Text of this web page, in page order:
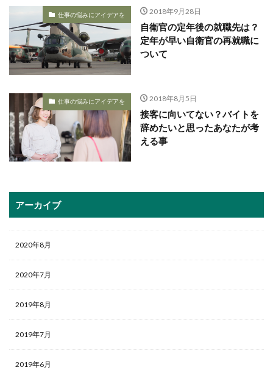
仕事の悩みにアイデアを 2018年9月28日
自衛官の定年後の就職先は？
定年が早い自衛官の再就職に
ついて
仕事の悩みにアイデアを 2018年8月5日
接客に向いてない？バイトを
辞めたいと思ったあなたが考
える事
アーカイブ
2020年8月
2020年7月
2019年8月
2019年7月
2019年6月